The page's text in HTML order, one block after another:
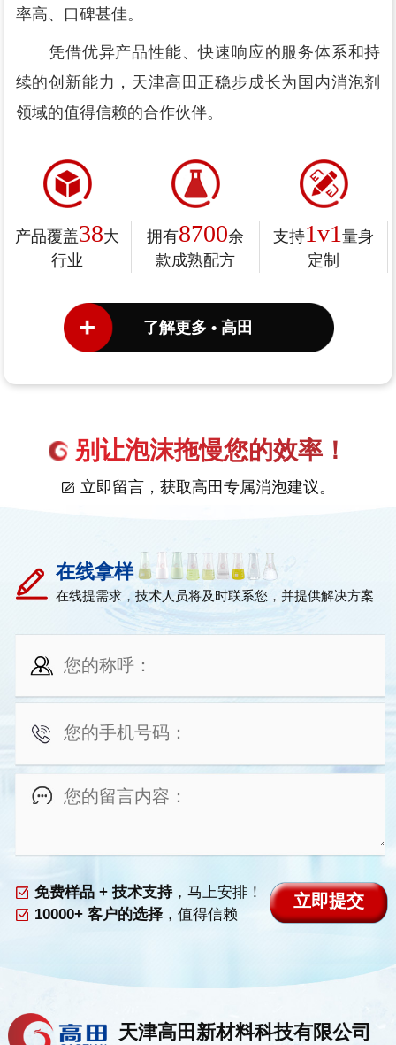
率高、口碑甚佳。
凭借优异产品性能、快速响应的服务体系和持
续的创新能力，天津高田正稳步成长为国内消泡剂
领域的值得信赖的合作伙伴。
产品覆盖38大
行业
拥有8700余
款成熟配方
支持1v1量身
定制
了解更多 • 高田
别让泡沫拖慢您的效率！
立即留言，获取高田专属消泡建议。
在线拿样
在线提需求，技术人员将及时联系您，并提供解决方案
免费样品 + 技术支持，马上安排！
10000+ 客户的选择，值得信赖
天津高田新材料科技有限公司